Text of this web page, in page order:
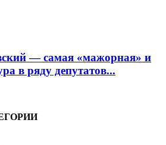
— самая «мажорная» и
в ряду депутатов...